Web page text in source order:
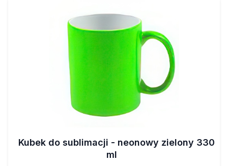
Kubek do sublimacji - neonowy zielony 330
ml